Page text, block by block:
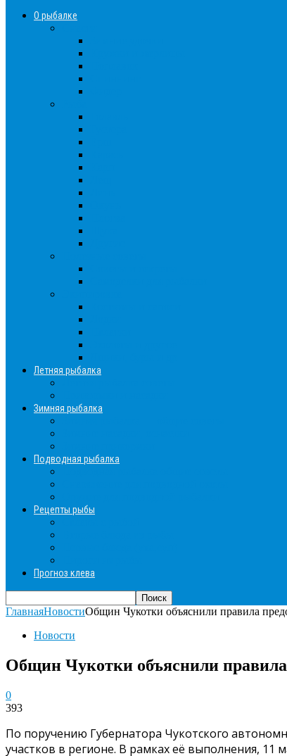
О рыбалке
Летняя рыбалка
Зимняя рыбалка
Подводная рыбалка
Рецепты рыбы
Прогноз клева
ГлавнаяНовостиОбщин Чукотки объяснили правила
Новости
Общин Чукотки объяснили
0
393
По поручению Губернатора Чукотского
участков в регионе. В рамках её выполнения,